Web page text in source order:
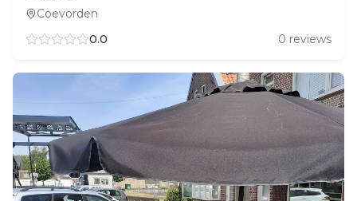
Coevorden
0.0
0 reviews